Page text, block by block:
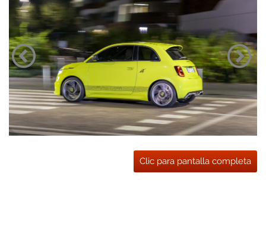
Clic para pantalla completa